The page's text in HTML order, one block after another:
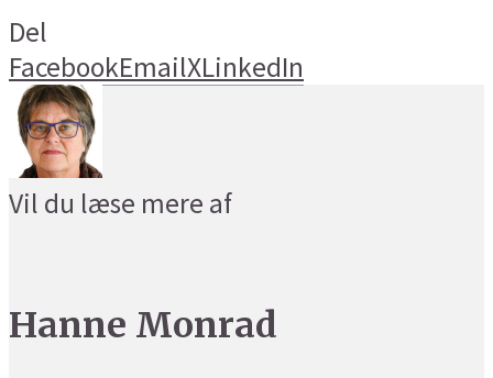
Del
FacebookEmailXLinkedIn
Vil du læse mere af
Hanne Monrad